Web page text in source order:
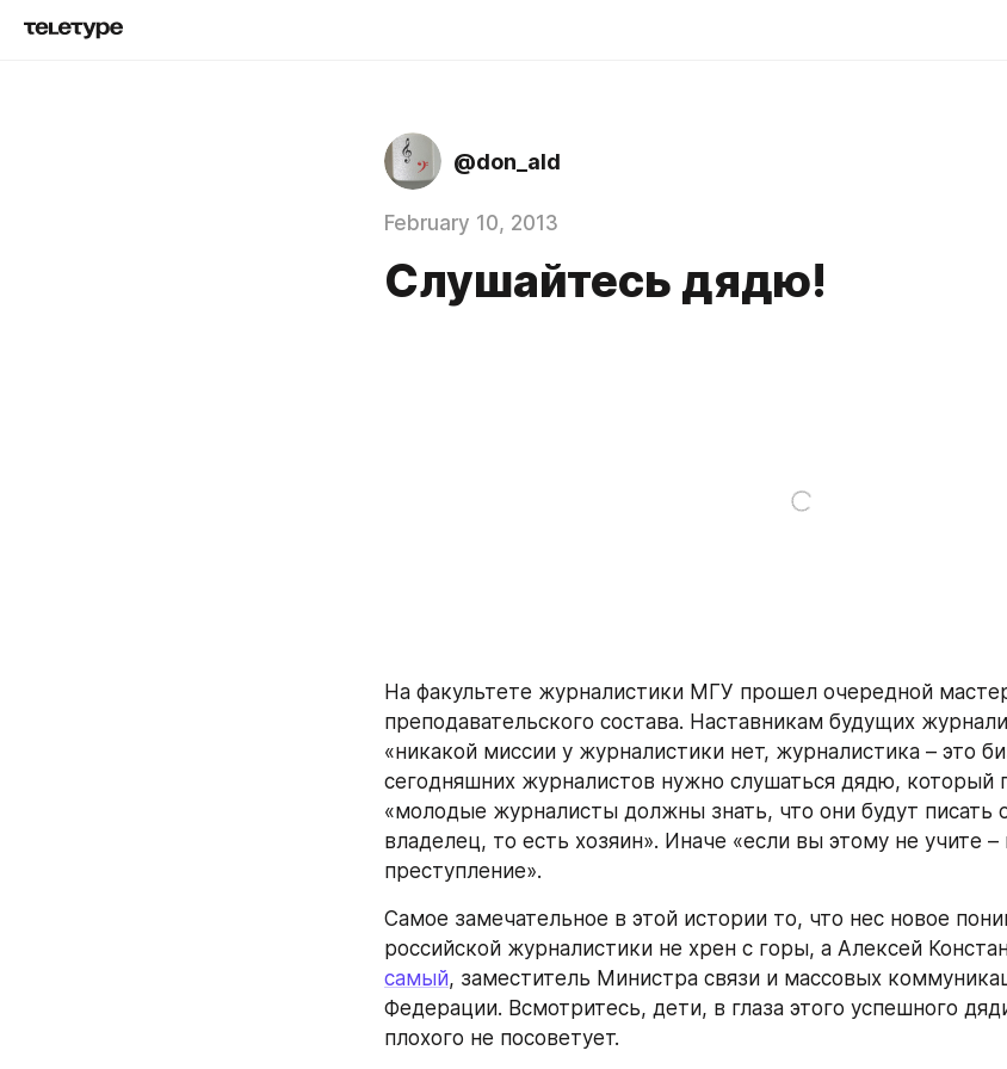
@don_ald
February 10, 2013
Слушайтесь дядю!
На факультете журналистики МГУ прошел очередной
преподавательского состава. Наставникам будущих
«никакой миссии у журналистики нет, журналистика – это
сегодняшних журналистов нужно слушаться дядю, который
«молодые журналисты должны знать, что они будут писать
владелец, то есть хозяин». Иначе «если вы этому не учите
преступление».
Самое замечательное в этой истории то, что нес новое
российской журналистики не хрен с горы, а Алексей
самый, заместитель Министра связи и массовых
Федерации. Всмотритесь, дети, в глаза этого успешного
плохого не посоветует.